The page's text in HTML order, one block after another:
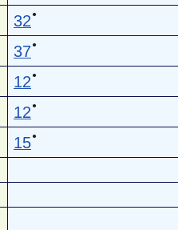
32 ●
37●
12 ●
12 ●
15●